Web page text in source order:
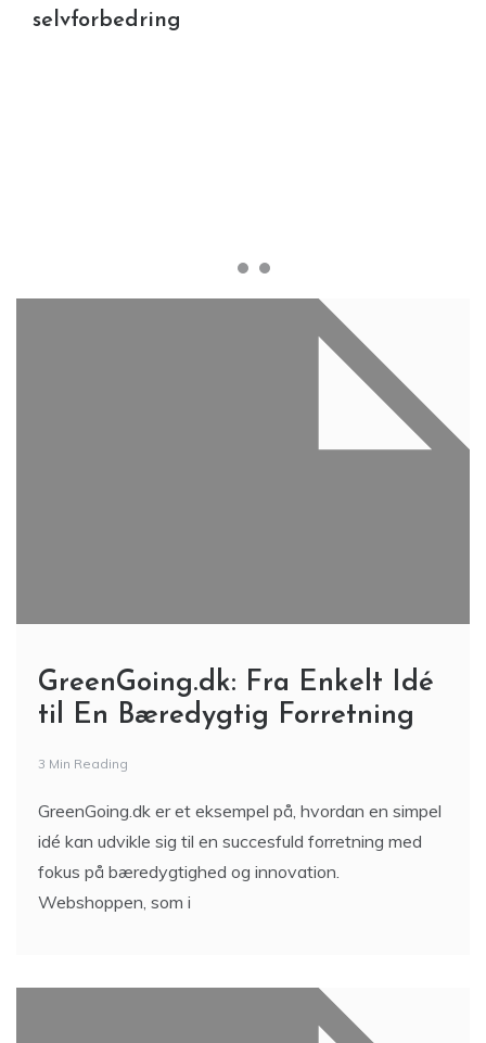
selvforbedring
GreenGoing.dk: Fra Enkelt Idé
til En Bæredygtig Forretning
3 Min Reading
GreenGoing.dk er et eksempel på, hvordan en simpel
idé kan udvikle sig til en succesfuld forretning med
fokus på bæredygtighed og innovation.
Webshoppen, som i